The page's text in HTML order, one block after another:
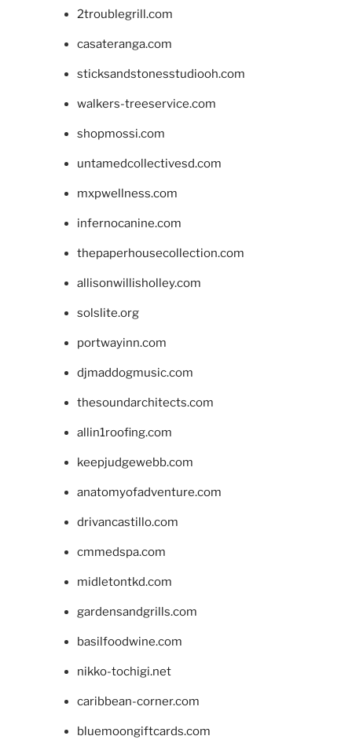
2troublegrill.com
casateranga.com
sticksandstonesstudiooh.com
walkers-treeservice.com
shopmossi.com
untamedcollectivesd.com
mxpwellness.com
infernocanine.com
thepaperhousecollection.com
allisonwillisholley.com
solslite.org
portwayinn.com
djmaddogmusic.com
thesoundarchitects.com
allin1roofing.com
keepjudgewebb.com
anatomyofadventure.com
drivancastillo.com
cmmedspa.com
midletontkd.com
gardensandgrills.com
basilfoodwine.com
nikko-tochigi.net
caribbean-corner.com
bluemoongiftcards.com